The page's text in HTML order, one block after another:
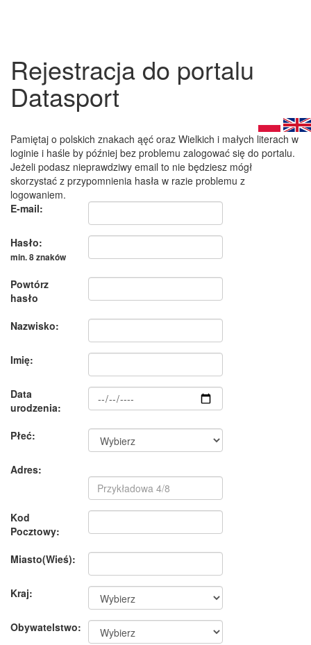
Rejestracja do portalu
Datasport
Pamiętaj o polskich znakach ąęć oraz Wielkich i małych literach w
loginie i haśle by później bez problemu zalogować się do portalu.
Jeżeli podasz nieprawdziwy email to nie będziesz mógł
skorzystać z przypomnienia hasła w razie problemu z
logowaniem.
E-mail:
Hasło:
min. 8 znaków
Powtórz
hasło
Nazwisko:
Imię:
Data
urodzenia:
Płeć:
Adres:
Kod
Pocztowy:
Miasto(Wieś):
Kraj:
Obywatelstwo: